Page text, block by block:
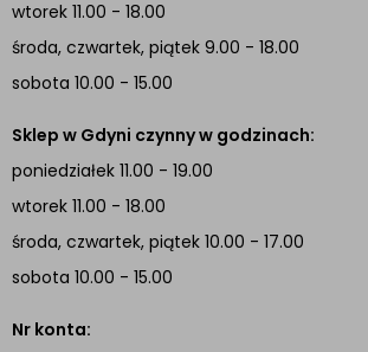
wtorek 11.00 - 18.00
środa, czwartek, piątek 9.00 - 18.00
sobota 10.00 - 15.00
Sklep w Gdyni czynny w godzinach:
poniedziałek 11.00 - 19.00
wtorek 11.00 - 18.00
środa, czwartek, piątek 10.00 - 17.00
sobota 10.00 - 15.00
Nr konta: